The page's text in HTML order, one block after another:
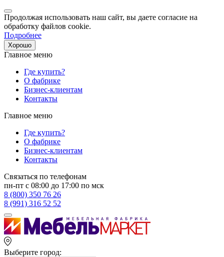
Продолжая использовать наш сайт, вы даете согласие на
обработку файлов cookie.
Подробнее
Хорошо
Главное меню
Где купить?
О фабрике
Бизнес-клиентам
Контакты
Главное меню
Где купить?
О фабрике
Бизнес-клиентам
Контакты
Связаться по телефонам
пн-пт с 08:00 до 17:00 по мск
8 (800) 350 76 26
8 (991) 316 52 52
Выберите город: